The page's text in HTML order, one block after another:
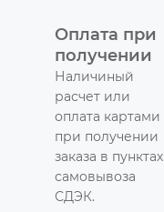
Оплата при
получении
Наличиный
расчет или
оплата картами
при получении
заказа в пунктах
самовывоза
СДЭК.